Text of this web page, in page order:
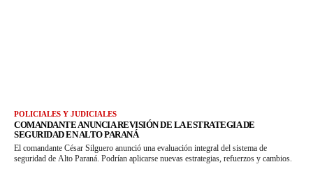
POLICIALES Y JUDICIALES
COMANDANTE ANUNCIA REVISIÓN DE LA ESTRATEGIA DE
SEGURIDAD EN ALTO PARANÁ
El comandante César Silguero anunció una evaluación integral del sistema de
seguridad de Alto Paraná. Podrían aplicarse nuevas estrategias, refuerzos y cambios.